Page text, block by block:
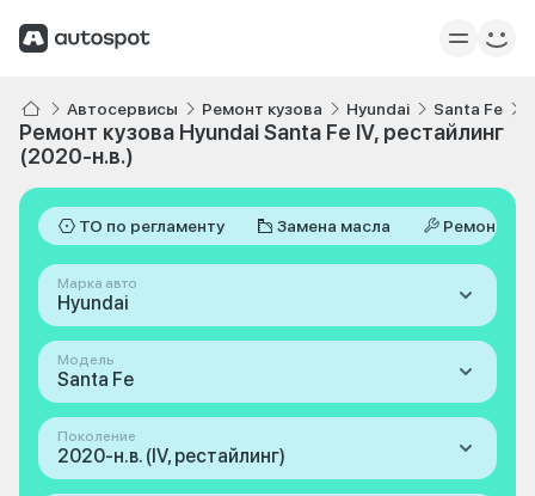
Автосервисы Ремонт кузова Hyundai Santa Fe
Ремонт кузова Hyundai Santa Fe IV, рестайлинг
(2020-н.в.)
ТО по регламенту Замена масла Ремонт
Марка авто
Hyundai
Модель
Santa Fe
Поколение
2020-н.в. (IV, рестайлинг)